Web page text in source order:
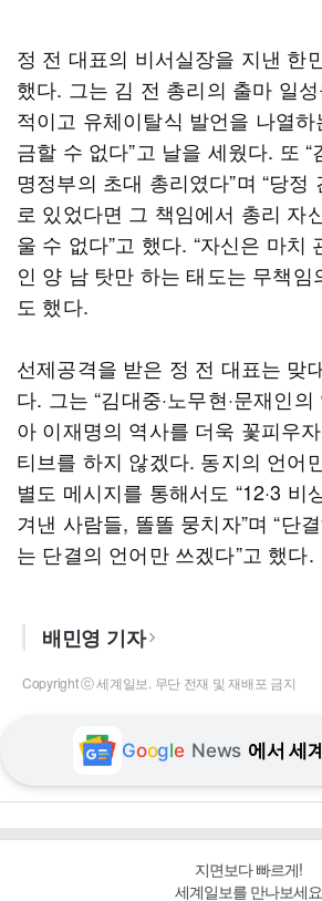
정 전 대표의 비서실장을 지낸 한
했다. 그는 김 전 총리의 출마 일
적이고 유체이탈식 발언을 나열
금할 수 없다”고 날을 세웠다. 또
명정부의 초대 총리였다”며 “당정
로 있었다면 그 책임에서 총리 자
울 수 없다”고 했다. “자신은 마치
인 양 남 탓만 하는 태도는 무책임
도 했다.
선제공격을 받은 정 전 대표는 맞
다. 그는 “김대중·노무현·문재인
아 이재명의 역사를 더욱 꽃피우
티브를 하지 않겠다. 동지의 언어
별도 메시지를 통해서도 “12·3 비
겨낸 사람들, 똘똘 뭉치자”며 “단
는 단결의 언어만 쓰겠다”고 했다.
배민영 기자
Copyright ⓒ 세계일보. 무단 전재 및 재배포 금지
Google News 에서 세
지면보다 빠르게!
세계일보를 만나보세요